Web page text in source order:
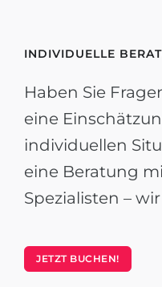
INDIVIDUELLE
Haben Sie
eine
individuellen
eine Beratung
Spezialisten –
JETZT BUCHEN!